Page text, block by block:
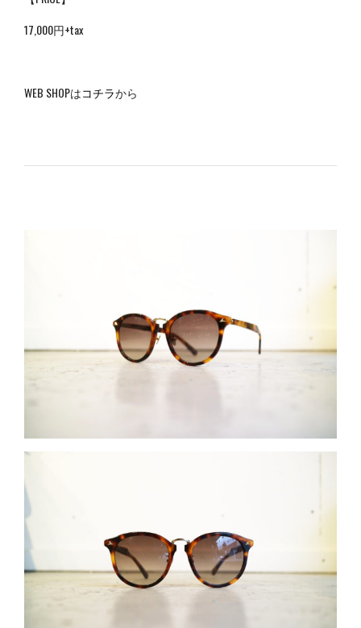
17,000円+tax
WEB SHOPはコチラから